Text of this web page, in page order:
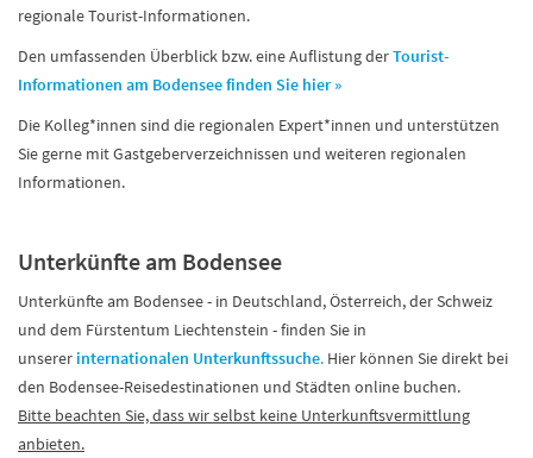
regionale Tourist-Informationen.
Den umfassenden Überblick bzw. eine Auflistung derTourist-
Informationen am Bodensee finden Sie hier »
Die Kolleg*innen sind die regionalen Expert*innen und unterstützen
Sie gerne mit Gastgeberverzeichnissen und weiteren regionalen
Informationen.
Unterkünfte am Bodensee
Unterkünfte am Bodensee - in Deutschland, Österreich, der Schweiz
und dem Fürstentum Liechtenstein - finden Sie in
unserer internationalen Unterkunftssuche. Hier können Sie direkt bei
den Bodensee-Reisedestinationen und Städten online buchen.
Bitte beachten Sie, dass wir selbst keine Unterkunftsvermittlung
anbieten.